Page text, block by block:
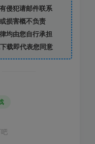
侵犯请邮件联系
损害概不负责
均由您自行承担
载即代表您同意
吧